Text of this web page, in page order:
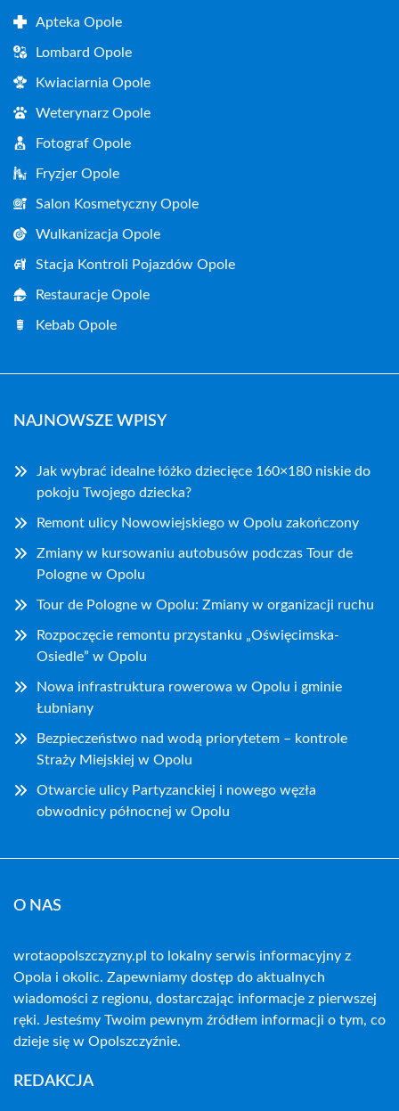
Apteka Opole
Lombard Opole
Kwiaciarnia Opole
Weterynarz Opole
Fotograf Opole
Fryzjer Opole
Salon Kosmetyczny Opole
Wulkanizacja Opole
Stacja Kontroli Pojazdów Opole
Restauracje Opole
Kebab Opole
NAJNOWSZE WPISY
Jak wybrać idealne łóżko dziecięce 160×180 niskie do
pokoju Twojego dziecka?
Remont ulicy Nowowiejskiego w Opolu zakończony
Zmiany w kursowaniu autobusów podczas Tour de
Pologne w Opolu
Tour de Pologne w Opolu: Zmiany w organizacji ruchu
Rozpoczęcie remontu przystanku „Oświęcimska-
Osiedle” w Opolu
Nowa infrastruktura rowerowa w Opolu i gminie
Łubniany
Bezpieczeństwo nad wodą priorytetem – kontrole
Straży Miejskiej w Opolu
Otwarcie ulicy Partyzanckiej i nowego węzła
obwodnicy północnej w Opolu
O NAS
wrotaopolszczyzny.pl to lokalny serwis informacyjny z
Opola i okolic. Zapewniamy dostęp do aktualnych
wiadomości z regionu, dostarczając informacje z pierwszej
ręki. Jesteśmy Twoim pewnym źródłem informacji o tym, co
dzieje się w Opolszczyźnie.
REDAKCJA